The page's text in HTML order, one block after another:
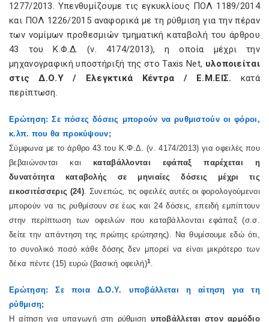
1277/2013. Υπενθυμίζουμε τις εγκυκλίους ΠΟΛ 1189/2014
και ΠΟΛ 1226/2015 αναφορικά με τη ρύθμιση για την πέραν
των νομίμων προθεσμιών τμηματική καταβολή του άρθρου
43 του Κ.Φ.Δ. (ν. 4174/2013), η οποία μέχρι την
μηχανογραφική υποστήριξή της στο Taxis Net, υλοποιείται
στις Δ.Ο.Υ / Ελεγκτικά Κέντρα / Ε.Μ.ΕΙΣ. κατά
περίπτωση.
Ερώτηση: Σε πόσες δόσεις μπορούν να ρυθμιστούν οι φόροι,
κ.λπ. που θα προκύψουν;
Σύμφωνα με το άρθρο 43 του Κ.Φ.Δ. (ν. 4174/2013) για οφειλές που
βεβαιώνονται και καταβάλλονται εφάπαξ παρέχεται η
δυνατότητα καταβολής σε μηνιαίες δόσεις μέχρι τις
εικοσιτέσσερις (24). Συνεπώς, τις οφειλές αυτές οι φορολογούμενοι
μπορούν να τις ρυθμίσουν σε έως και 24 δόσεις, επειδή εμπίπτουν
στην περίπτωση των οφειλών που καταβάλλονται εφάπαξ (σ.σ.
δείτε την απάντηση της πρώτης ερώτησης). Να θυμίσουμε εδώ ότι,
το συνολικό ποσό κάθε δόσης δεν μπορεί να είναι μικρότερο των
δέκα πέντε (15) ευρώ (βασική οφειλή)1 .
Ερώτηση: Σε ποια Δ.Ο.Υ. υποβάλλεται η αίτηση για τη
ρύθμιση;
Η αίτηση για υπαγωγή στη ρύθμιση υποβάλλεται στον αρμόδιο